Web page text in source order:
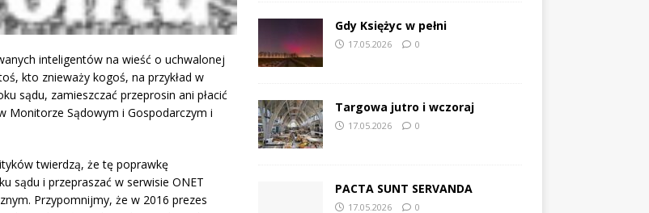
inteligentów na wieść o uchwalonej
kto znieważy kogoś, na przykład w
sądu, zamieszczać przeprosin ani płacić
Monitorze Sądowym i Gospodarczym i
twierdzą, że tę poprawkę
sądu i przepraszać w serwisie ONET
Przypomnijmy, że w 2016 prezes
Gdy Księżyc w pełni
17.05.2026 0
Targowa jutro i wczoraj
17.05.2026 0
PACTA SUNT SERVANDA
17.05.2026 0